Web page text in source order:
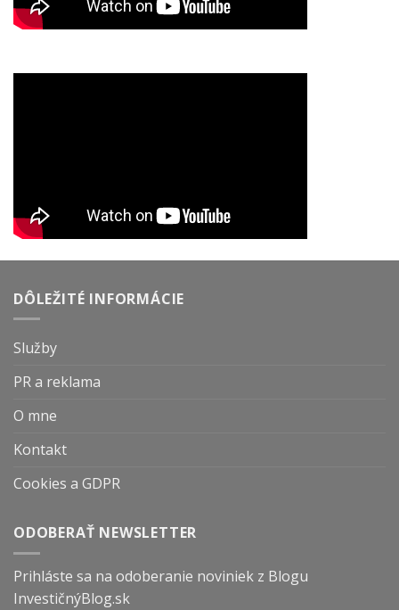
DÔLEŽITÉ INFORMÁCIE
Služby
PR a reklama
O mne
Kontakt
Cookies a GDPR
ODOBERAŤ NEWSLETTER
Prihláste sa na odoberanie noviniek z Blogu
InvestičnýBlog.sk